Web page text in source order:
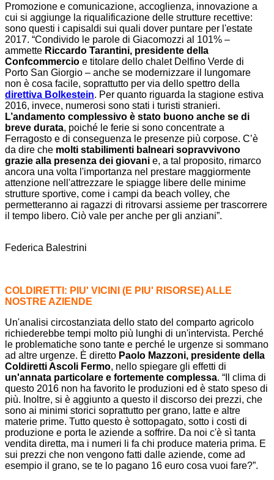
Promozione e comunicazione, accoglienza, innovazione a
cui si aggiunge la riqualificazione delle strutture recettive:
sono questi i capisaldi sui quali dover puntare per l'estate
2017. “Condivido le parole di Giacomozzi al 101% –
ammette Riccardo Tarantini, presidente della
Confcommercio e titolare dello chalet Delfino Verde di
Porto San Giorgio – anche se modernizzare il lungomare
non è cosa facile, soprattutto per via dello spettro della
direttiva Bolkestein. Per quanto riguarda la stagione estiva
2016, invece, numerosi sono stati i turisti stranieri.
L’andamento complessivo è stato buono anche se di
breve durata, poiché le ferie si sono concentrate a
Ferragosto e di conseguenza le presenze più corpose. C’è
da dire che molti stabilimenti balneari sopravvivono
grazie alla presenza dei giovani e, a tal proposito, rimarco
ancora una volta l'importanza nel prestare maggiormente
attenzione nell'attrezzare le spiagge libere delle minime
strutture sportive, come i campi da beach volley, che
permetteranno ai ragazzi di ritrovarsi assieme per trascorrere
il tempo libero. Ciò vale per anche per gli anziani”.
Federica Balestrini
COLDIRETTI: PIU' VICINI (E PIU' RISORSE) ALLE
NOSTRE AZIENDE
Un'analisi circostanziata dello stato del comparto agricolo
richiederebbe tempi molto più lunghi di un'intervista. Perché
le problematiche sono tante e perché le urgenze si sommano
ad altre urgenze. È diretto Paolo Mazzoni, presidente della
Coldiretti Ascoli Fermo, nello spiegare gli effetti di
un'annata particolare e fortemente complessa. “Il clima di
questo 2016 non ha favorito le produzioni ed è stato speso di
più. Inoltre, si è aggiunto a questo il discorso dei prezzi, che
sono ai minimi storici soprattutto per grano, latte e altre
materie prime. Tutto questo è sottopagato, sotto i costi di
produzione e porta le aziende a soffrire. Da noi c'è sì tanta
vendita diretta, ma i numeri li fa chi produce materia prima. E
sui prezzi che non vengono fatti dalle aziende, come ad
esempio il grano, se te lo pagano 16 euro cosa vuoi fare?”.